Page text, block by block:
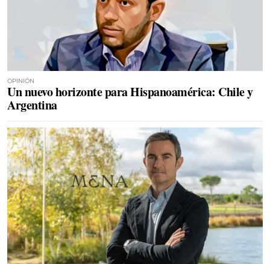
OPINIÓN
Un nuevo horizonte para Hispanoamérica: Chile y
Argentina